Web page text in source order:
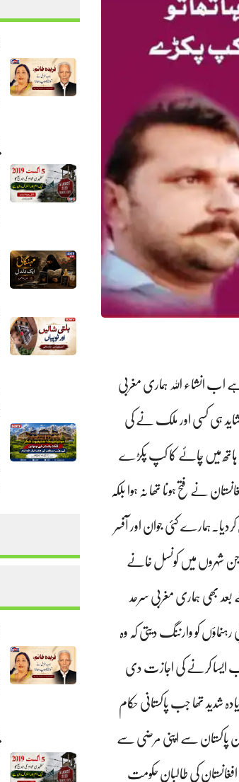
اب انشاء اللہ ہماری مغربی
شاید ہی کسی اور ملک نے کی
ہاتھ میں چائے کا کپ پکڑے
نے فتح ہونا تھا نہ ہوا بلکہ
کئی جوان اور آفسر
شہروں میں کونسل خانے
بھی ہماری مغربی سرحد
کو وارننگ دیتی کہ وہ
اب ایسا کرنے کی اجازت دی
شدید تھا جب پاکستانی حکام
پاکستان سے اپنی مرضی سے
کی طالبان حکومت